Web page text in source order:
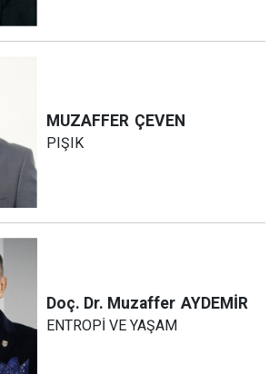
MUZAFFER ÇEVEN
PIŞIK
Doç. Dr. Muzaffer AYDEMİR
ENTROPİ VE YAŞAM